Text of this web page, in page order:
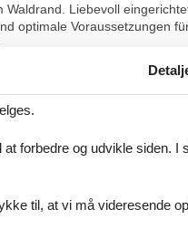
Liebevoll
optimale Voraussetzungen
starten oder ein paar
mit der Familie.
Terrasse mit eigenem
forbedre og udvikle siden. I
til, at vi må videresende